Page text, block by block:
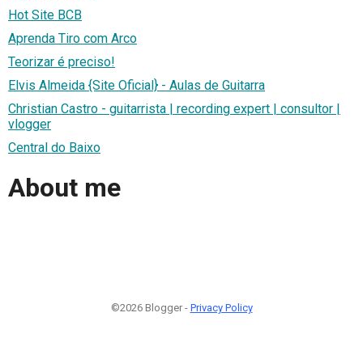
Hot Site BCB
Aprenda Tiro com Arco
Teorizar é preciso!
Elvis Almeida {Site Oficial} - Aulas de Guitarra
Christian Castro - guitarrista | recording expert | consultor |
vlogger
Central do Baixo
About me
©2026 Blogger - Privacy Policy